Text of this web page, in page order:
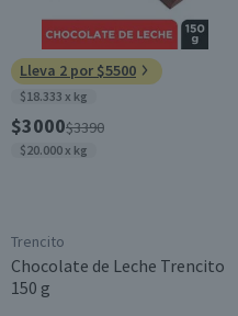
Lleva 2 por $5500
$18.333 x kg
$3000$3390
$20.000 x kg
Trencito
Chocolate de Leche Trencito
150 g